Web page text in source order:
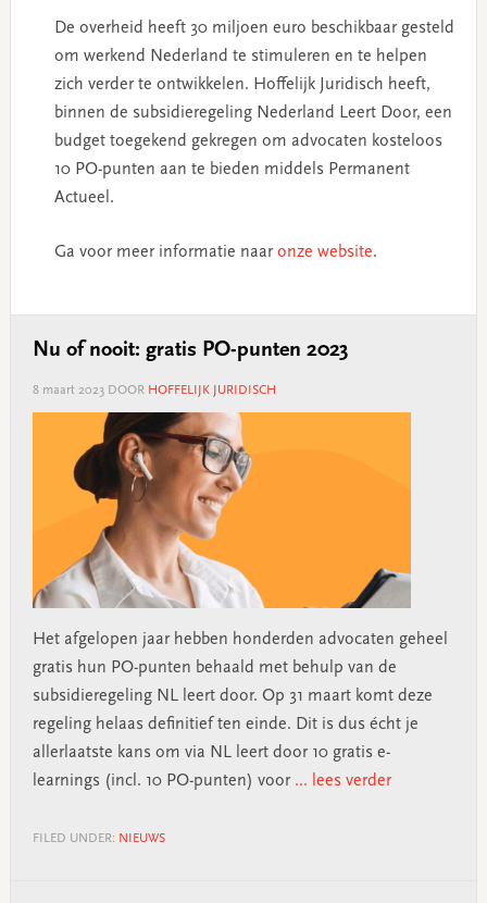
De overheid heeft 30 miljoen euro beschikbaar gesteld
om werkend Nederland te stimuleren en te helpen
zich verder te ontwikkelen. Hoffelijk Juridisch heeft,
binnen de subsidieregeling Nederland Leert Door, een
budget toegekend gekregen om advocaten kosteloos
10 PO-punten aan te bieden middels Permanent
Actueel.
Ga voor meer informatie naaronze website.
Nu of nooit: gratis PO-punten 2023
8 maart 2023DOOR HOFFELIJK JURIDISCH
Het afgelopen jaar hebben honderden advocaten geheel
gratis hun PO-punten behaald met behulp van de
subsidieregeling NL leert door. Op 31 maart komt deze
regeling helaas definitief ten einde. Dit is dus écht je
allerlaatste kans om via NL leert door 10 gratis e-
learnings (incl. 10 PO-punten) voor ... lees verder
FILED UNDER: NIEUWS